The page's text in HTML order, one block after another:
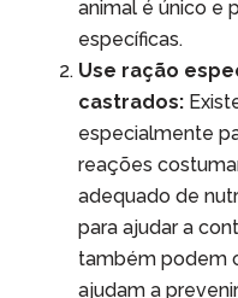
animal é único e
específicas.
Use ração
castrados:
especialmente
reações
adequado de
para ajudar a
também podem
ajudam a